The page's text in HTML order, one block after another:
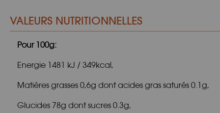
VALEURS NUTRITIONNELLES
Pour 100g:
Energie 1481 kJ / 349kcal,
Matières grasses 0,6g dont acides gras saturés 0.1g,
Glucides 78g dont sucres 0.3g,